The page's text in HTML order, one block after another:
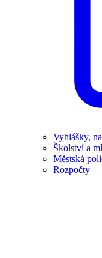
Vyhlášky,
Školství a
Městská
Rozpočty